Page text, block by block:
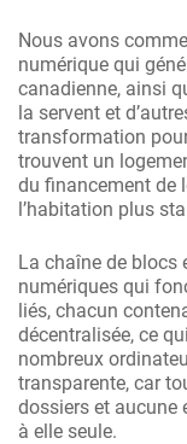
Nous avons
numérique qui
canadienne, ainsi
la servent et
transformation
trouvent un
du financement de
l’habitation plus
La chaîne de blocs
numériques qui
liés, chacun
décentralisée, ce
nombreux
transparente, car
dossiers et aucune
à elle seule.